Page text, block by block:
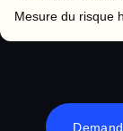
Mesure du risque